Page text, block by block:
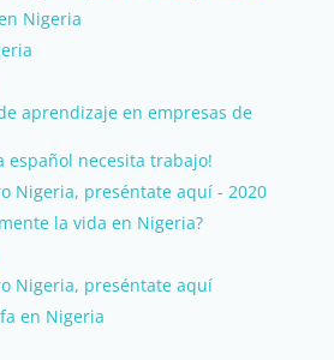
Nigeria
aprendizaje en empresas de
español necesita trabajo!
Nigeria, preséntate aquí - 2020
la vida en Nigeria?
Nigeria, preséntate aquí
en Nigeria